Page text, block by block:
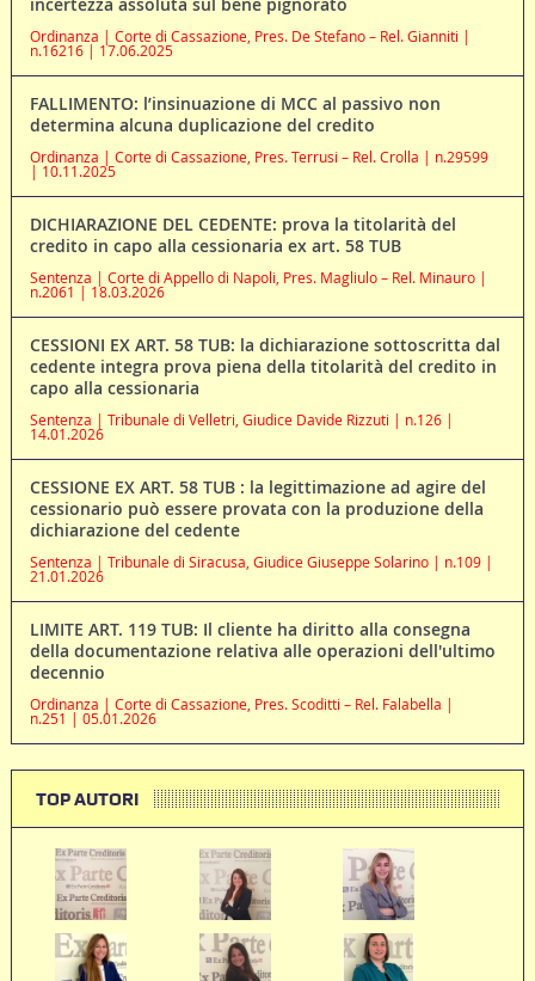
Ordinanza | Corte di Cassazione, Pres. De Stefano – Rel. Gianniti |
n.16216 | 17.06.2025
FALLIMENTO: l’insinuazione di MCC al passivo non
determina alcuna duplicazione del credito
Ordinanza | Corte di Cassazione, Pres. Terrusi – Rel. Crolla | n.29599
| 10.11.2025
DICHIARAZIONE DEL CEDENTE: prova la titolarità del
credito in capo alla cessionaria ex art. 58 TUB
Sentenza | Corte di Appello di Napoli, Pres. Magliulo – Rel. Minauro |
n.2061 | 18.03.2026
CESSIONI EX ART. 58 TUB: la dichiarazione sottoscritta dal
cedente integra prova piena della titolarità del credito in
capo alla cessionaria
Sentenza | Tribunale di Velletri, Giudice Davide Rizzuti | n.126 |
14.01.2026
CESSIONE EX ART. 58 TUB : la legittimazione ad agire del
cessionario può essere provata con la produzione della
dichiarazione del cedente
Sentenza | Tribunale di Siracusa, Giudice Giuseppe Solarino | n.109 |
21.01.2026
LIMITE ART. 119 TUB: Il cliente ha diritto alla consegna
della documentazione relativa alle operazioni dell'ultimo
decennio
Ordinanza | Corte di Cassazione, Pres. Scoditti – Rel. Falabella |
n.251 | 05.01.2026
TOP AUTORI